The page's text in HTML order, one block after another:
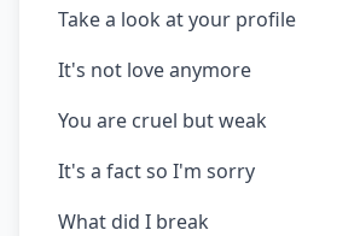
Take a look at your profile
It's not love anymore
You are cruel but weak
It's a fact so I'm sorry
What did I break